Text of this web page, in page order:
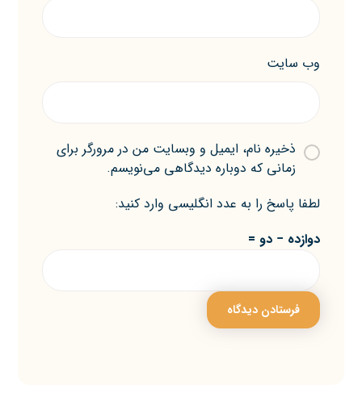
وب‌ سایت
ذخیره نام، ایمیل و وبسایت من در مرورگر برای
زمانی که دوباره دیدگاهی می‌نویسم.
لطفا پاسخ را به عدد انگلیسی وارد کنید:
دوازده − دو =